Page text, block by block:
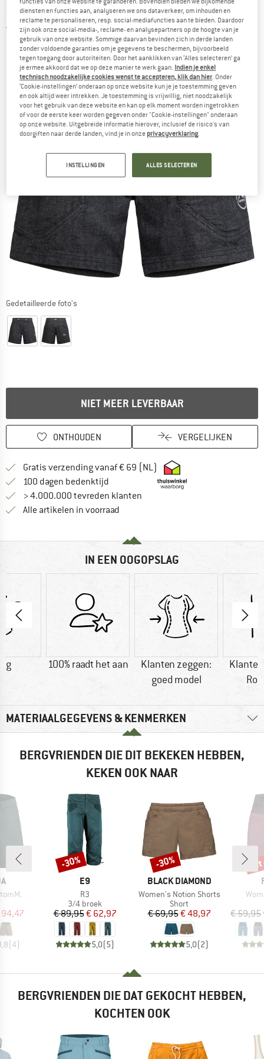
Short
5,0(1)
Gedetailleerde foto's
NIET MEER LEVERBAAR
ONTHOUDEN VERGELIJKEN
Gratis verzending vanaf € 69 (NL) Vind hier de
100 dagen bedenktijd Vind de betalingsinformatie hier!
> 4.000.000 tevreden klanten
Alle artikelen in voorraad
IN EEN OOGOPSLAG
g 100% raadt het aan
Klanten zeggen:
goed model
MATERIAALGEGEVENS & KENMERKEN
BERGVRIENDEN DIE DIT BEKEKEN HEBBEN,
KEKEN OOK NAAR
prijs
(4)
MERK
E9
Artikel
R3
Productgroep
3/4 broek
Prijs
€ 89,95Verlaagde prijs
€ 62,97
5,0(5)
Korting
-30%
MERK
BLACK DIAMOND
Artikel
Women's Notion Shorts
Productgroep
Short
Prijs
€ 69,95Verlaagde prijs
€ 48,97
5,0(2)
Korting
-30%
€ 59,95
BERGVRIENDEN DIE DAT GEKOCHT HEBBEN,
KOCHTEN OOK
diensten en functies aan, analyseren we ons dataverkeer, om inhouden en
reclame te personaliseren, resp. social-mediafuncties aan te bieden. Daardoor
zijn ook onze social-media-, reclame- en analysepartners op de hoogte van je
gebruik van onze website. Sommige daarvan bevinden zich in derde landen
zonder voldoende garanties om je gegevens te beschermen, bijvoorbeeld
tegen toegang door autoriteiten. Door het aanklikken van ‘Alles selecteren’ ga
je ermee akkoord dat we op deze manier te werk gaan. Indien je enkel
technisch noodzakelijke cookies wenst te accepteren, klik dan hier . Onder
‘Cookie-instellingen’ onderaan op onze website kun je je toestemming geven
en ook altijd weer intrekken. Je toestemming is vrijwillig, niet noodzakelijk
voor het gebruik van deze website en kan op elk moment worden ingetrokken
of voor de eerste keer worden gegeven onder "Cookie-instellingen" onderaan
op onze website. Uitgebreide informatie hierover, inclusief de risico's van
doorgiften naar derde landen, vind je in onze privacyverklaring
INSTELLINGEN ALLES SELECTEREN